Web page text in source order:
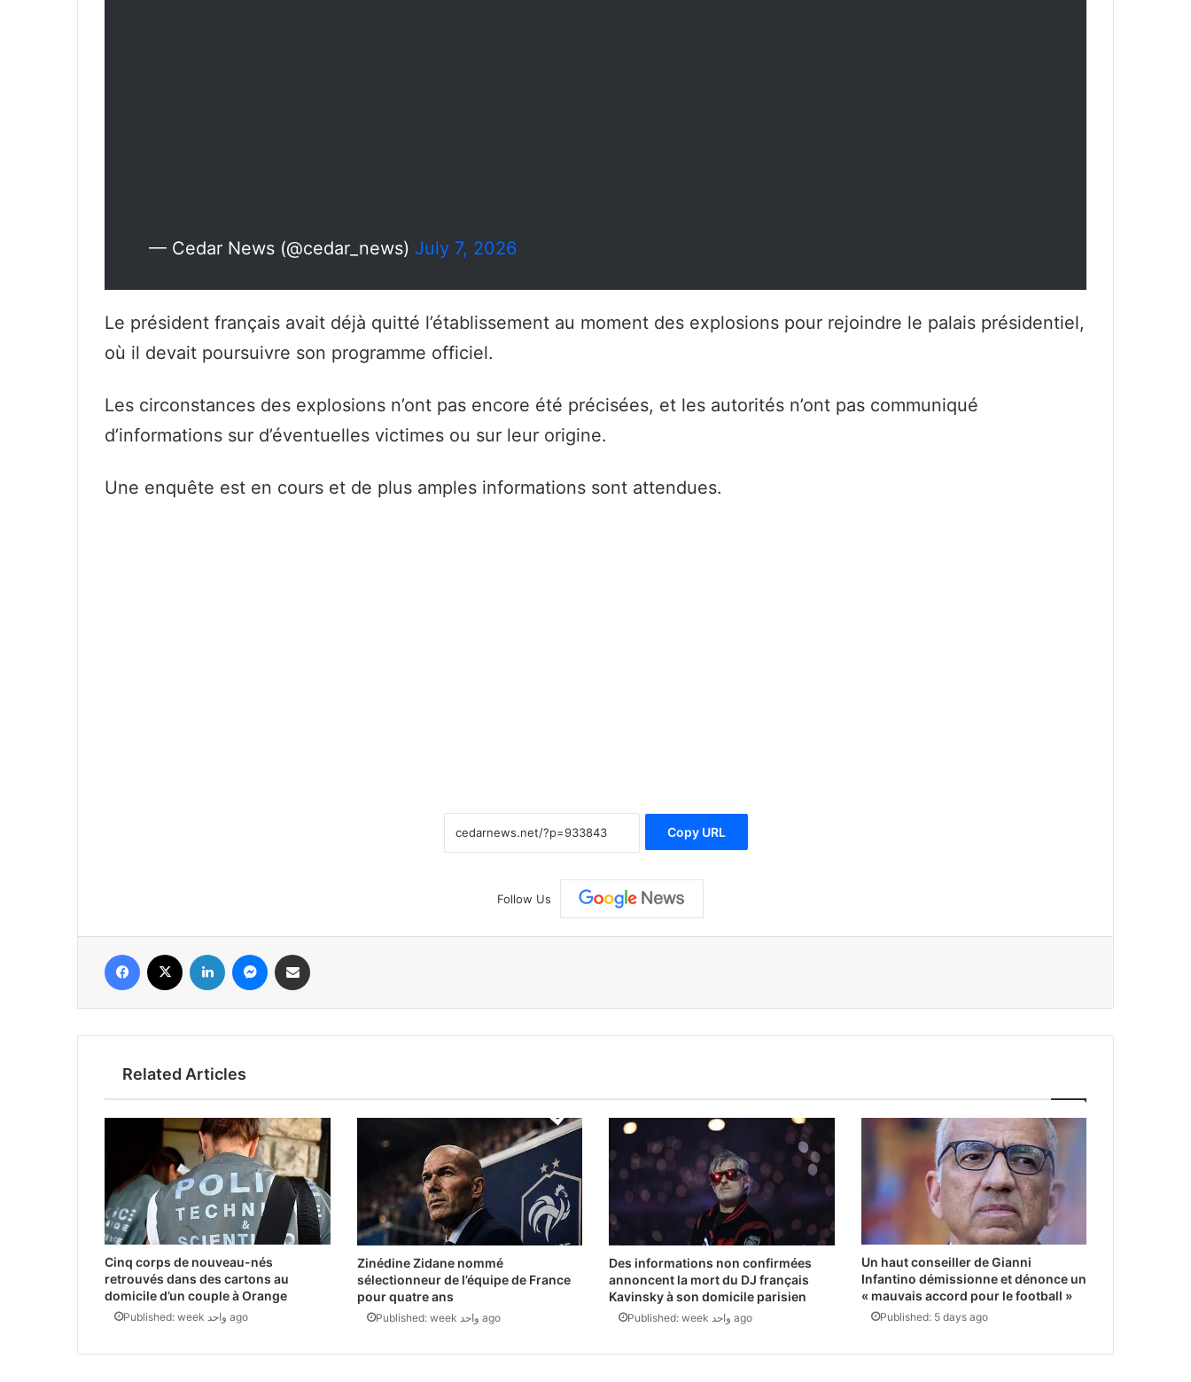
— Cedar News (@cedar_news) July 7, 2026
Le président français avait déjà quitté l’établissement au moment des explosions pour rejoindre le palais présidentiel,
où il devait poursuivre son programme officiel.
Les circonstances des explosions n’ont pas encore été précisées, et les autorités n’ont pas communiqué
d’informations sur d’éventuelles victimes ou sur leur origine.
Une enquête est en cours et de plus amples informations sont attendues.
Copy URL
Follow Us
فيسبوك لينكدإن ماسنجر مشاركة عبر البريد
Related Articles
Un haut conseiller de Gianni
Infantino démissionne et dénonce un
« mauvais accord pour le football »
Published: 5 days ago
Des informations non confirmées
annoncent la mort du DJ français
Kavinsky à son domicile parisien
Published: week واحد ago
Zinédine Zidane nommé
sélectionneur de l’équipe de France
pour quatre ans
Published: week واحد ago
Cinq corps de nouveau-nés
retrouvés dans des cartons au
domicile d’un couple à Orange
Published: week واحد ago